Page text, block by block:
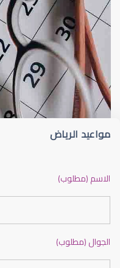
عيون الاطفال
مواعيد الرياض
الاسم (مطلوب)
الجوال (مطلوب)